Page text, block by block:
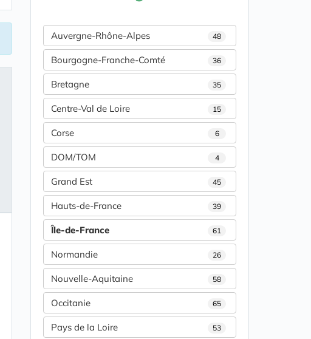
Auvergne-Rhône-Alpes 48
Bourgogne-Franche-Comté 36
Bretagne 35
Centre-Val de Loire 15
Corse 6
DOM/TOM 4
Grand Est 45
Hauts-de-France 39
Île-de-France 61
Normandie 26
Nouvelle-Aquitaine 58
Occitanie 65
Pays de la Loire 53